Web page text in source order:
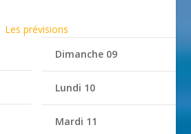
Les prévisions
Dimanche 09
Lundi 10
Mardi 11